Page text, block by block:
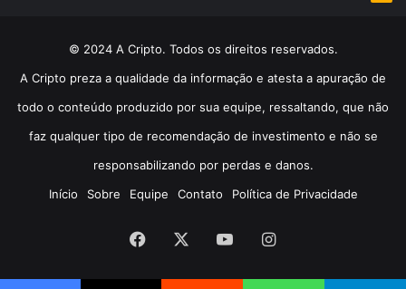
© 2024 A Cripto. Todos os direitos reservados.
A Cripto preza a qualidade da informação e atesta a apuração de
todo o conteúdo produzido por sua equipe, ressaltando, que não
faz qualquer tipo de recomendação de investimento e não se
responsabilizando por perdas e danos.
Início
Sobre Equipe Contato Política de Privacidade
Facebook YouTubeInstagram